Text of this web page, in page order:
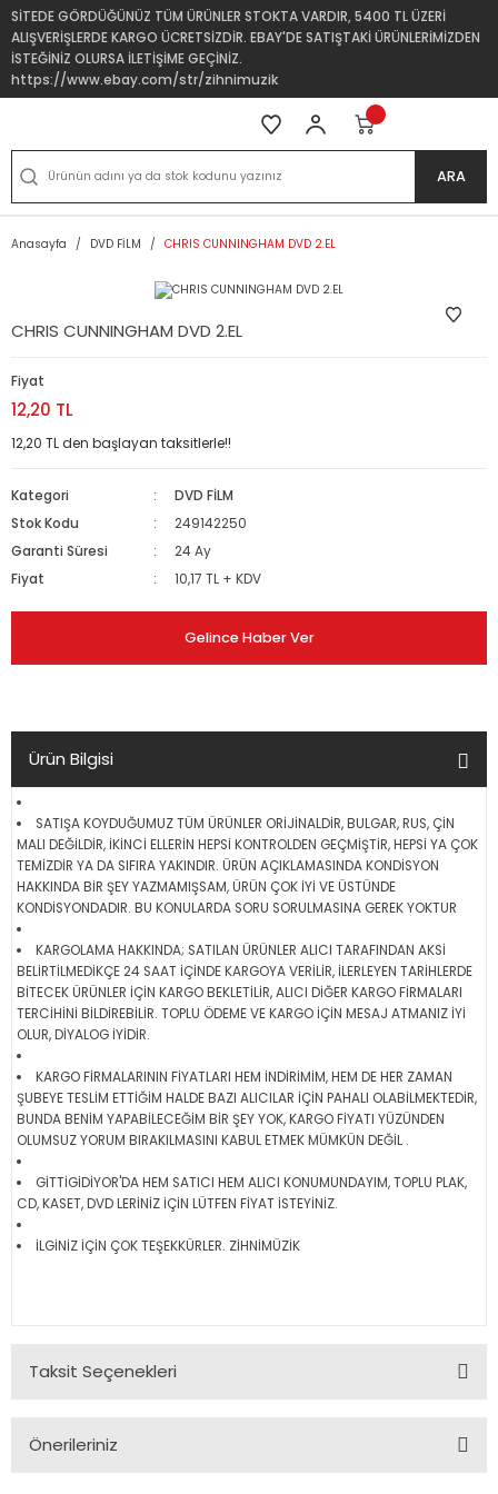
SİTEDE GÖRDÜĞÜNÜZ TÜM ÜRÜNLER STOKTA VARDIR, 5400 TL ÜZERİ
ALIŞVERİŞLERDE KARGO ÜCRETSİZDİR. EBAY'DE SATIŞTAKİ ÜRÜNLERİMİZDEN
İSTEĞİNİZ OLURSA İLETİŞİME GEÇİNİZ.
https://www.ebay.com/str/zihnimuzik
ARA
Anasayfa DVD FİLM CHRIS CUNNINGHAM DVD 2.EL
CHRIS CUNNINGHAM DVD 2.EL
Fiyat
12,20 TL
12,20 TL den başlayan taksitlerle!!
Kategori
DVD FİLM
Stok Kodu
249142250
Garanti Süresi
24 Ay
Fiyat
10,17 TL + KDV
Gelince Haber Ver
Ürün Bilgisi
SATIŞA KOYDUĞUMUZ TÜM ÜRÜNLER ORİJİNALDİR, BULGAR, RUS, ÇİN
MALI DEĞİLDİR, İKİNCİ ELLERİN HEPSİ KONTROLDEN GEÇMİŞTİR, HEPSİ YA ÇOK
TEMİZDİR YA DA SIFIRA YAKINDIR. ÜRÜN AÇIKLAMASINDA KONDİSYON
HAKKINDA BİR ŞEY YAZMAMIŞSAM, ÜRÜN ÇOK İYİ VE ÜSTÜNDE
KONDİSYONDADIR. BU KONULARDA SORU SORULMASINA GEREK YOKTUR
KARGOLAMA HAKKINDA; SATILAN ÜRÜNLER ALICI TARAFINDAN AKSİ
BELİRTİLMEDİKÇE 24 SAAT İÇİNDE KARGOYA VERİLİR, İLERLEYEN TARİHLERDE
BİTECEK ÜRÜNLER İÇİN KARGO BEKLETİLİR, ALICI DİĞER KARGO FİRMALARI
TERCİHİNİ BİLDİREBİLİR. TOPLU ÖDEME VE KARGO İÇİN MESAJ ATMANIZ İYİ
OLUR, DİYALOG İYİDİR.
KARGO FİRMALARININ FİYATLARI HEM İNDİRİMİM, HEM DE HER ZAMAN
ŞUBEYE TESLİM ETTİĞİM HALDE BAZI ALICILAR İÇİN PAHALI OLABİLMEKTEDİR,
BUNDA BENİM YAPABİLECEĞİM BİR ŞEY YOK, KARGO FİYATI YÜZÜNDEN
OLUMSUZ YORUM BIRAKILMASINI KABUL ETMEK MÜMKÜN DEĞİL .
GİTTİGİDİYOR'DA HEM SATICI HEM ALICI KONUMUNDAYIM, TOPLU PLAK,
CD, KASET, DVD LERİNİZ İÇİN LÜTFEN FİYAT İSTEYİNİZ.
İLGİNİZ İÇİN ÇOK TEŞEKKÜRLER. ZİHNİMÜZİK
Taksit Seçenekleri
Önerileriniz